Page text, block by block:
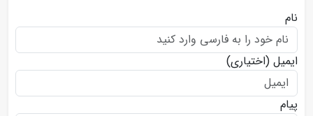
نام
ایمیل (اختیاری)
پیام